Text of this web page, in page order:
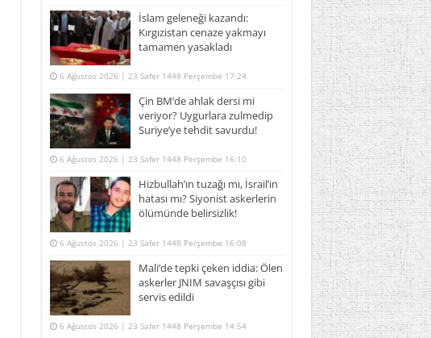
İslam geleneği kazandı:
Kırgızistan cenaze yakmayı
tamamen yasakladı
6 Ağustos 2026 | 23 Safer 1448 Perşembe 17:24
Çin BM’de ahlak dersi mi
veriyor? Uygurlara zulmedip
Suriye’ye tehdit savurdu!
6 Ağustos 2026 | 23 Safer 1448 Perşembe 16:10
Hizbullah’ın tuzağı mı, İsrail’in
hatası mı? Siyonist askerlerin
ölümünde belirsizlik!
6 Ağustos 2026 | 23 Safer 1448 Perşembe 16:08
Mali’de tepki çeken iddia: Ölen
askerler JNIM savaşçısı gibi
servis edildi
6 Ağustos 2026 | 23 Safer 1448 Perşembe 14:54